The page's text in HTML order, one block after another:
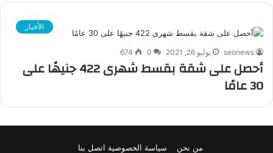
الأخبار
seonews يوليو 26, 2021 0
674
أحصل على شقة بقسط شهرى 422 جنيهًا على
30 عامًا
من نحن سياسة الخصوصية اتصل بنا